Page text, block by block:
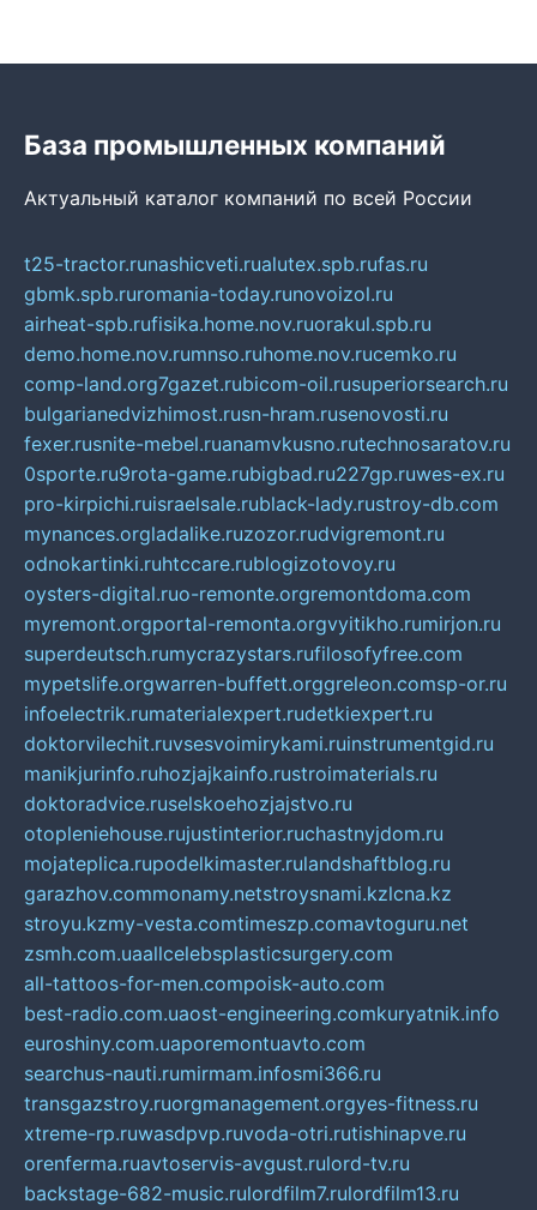
База промышленных компаний
Актуальный каталог компаний по всей России
t25-tractor.runashicveti.rualutex.spb.rufas.ru
gbmk.spb.ruromania-today.runovoizol.ru
airheat-spb.rufisika.home.nov.ruorakul.spb.ru
demo.home.nov.rumnso.ruhome.nov.rucemko.ru
comp-land.org7gazet.rubicom-oil.rusuperiorsearch.ru
bulgarianedvizhimost.rusn-hram.rusenovosti.ru
fexer.rusnite-mebel.ruanamvkusno.rutechnosaratov.ru
0sporte.ru9rota-game.rubigbad.ru227gp.ruwes-ex.ru
pro-kirpichi.ruisraelsale.rublack-lady.rustroy-db.com
mynances.orgladalike.ruzozor.rudvigremont.ru
odnokartinki.ruhtccare.rublogizotovoy.ru
oysters-digital.ruo-remonte.orgremontdoma.com
myremont.orgportal-remonta.orgvyitikho.rumirjon.ru
superdeutsch.rumycrazystars.rufilosofyfree.com
mypetslife.orgwarren-buffett.orggreleon.comsp-or.ru
infoelectrik.rumaterialexpert.rudetkiexpert.ru
doktorvilechit.ruvsesvoimirykami.ruinstrumentgid.ru
manikjurinfo.ruhozjajkainfo.rustroimaterials.ru
doktoradvice.ruselskoehozjajstvo.ru
otopleniehouse.rujustinterior.ruchastnyjdom.ru
mojateplica.rupodelkimaster.rulandshaftblog.ru
garazhov.commonamy.netstroysnami.kzlcna.kz
stroyu.kzmy-vesta.comtimeszp.comavtoguru.net
zsmh.com.uaallcelebsplasticsurgery.com
all-tattoos-for-men.compoisk-auto.com
best-radio.com.uaost-engineering.comkuryatnik.info
euroshiny.com.uaporemontuavto.com
searchus-nauti.rumirmam.infosmi366.ru
transgazstroy.ruorgmanagement.orgyes-fitness.ru
xtreme-rp.ruwasdpvp.ruvoda-otri.rutishinapve.ru
orenferma.ruavtoservis-avgust.rulord-tv.ru
backstage-682-music.rulordfilm7.rulordfilm13.ru